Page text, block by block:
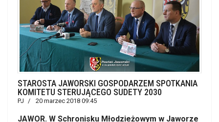
STAROSTA JAWORSKI GOSPODARZEM SPOTKANIA
KOMITETU STERUJĄCEGO SUDETY 2030
PJ 20 marzec 2018 09:45
JAWOR. W Schronisku Młodzieżowym w Jaworze